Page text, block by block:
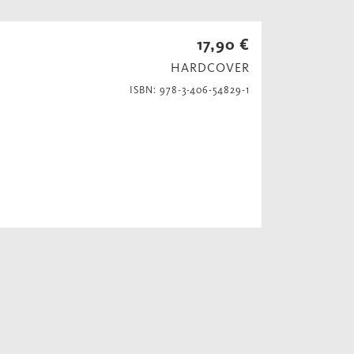
17,90 €
HARDCOVER
ISBN: 978-3-406-54829-1